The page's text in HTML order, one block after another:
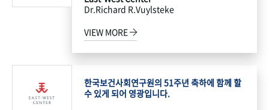
Dr.Richard R.Vuylsteke
VIEW MORE
한국보건사회연구원의 51주년 축하에 함께 할
수 있게 되어 영광입니다.